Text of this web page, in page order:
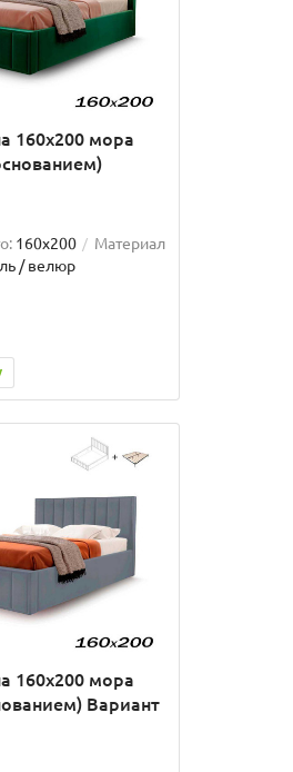
160х200 мора
160x200
Материал
/ велюр
160х200 мора
Вариант